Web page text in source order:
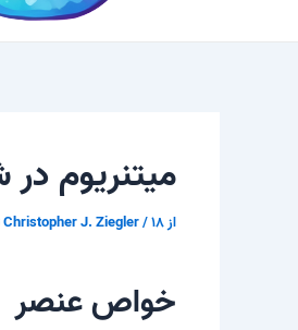
میتنریوم
از Christopher J. Ziegler/۱۸ تیر ۱۴۰۵
خواص عنصر